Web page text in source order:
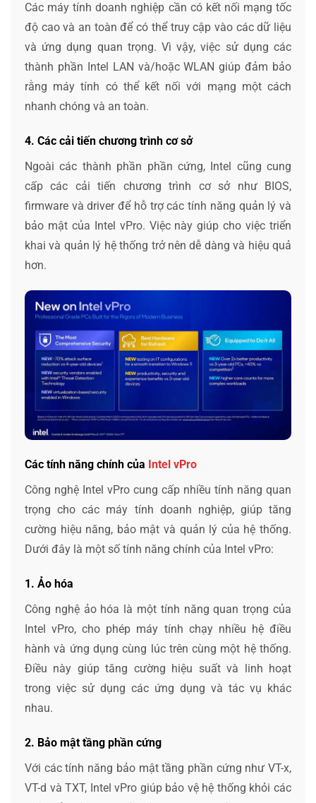
Các máy tính doanh nghiệp cần có kết nối mạng tốc
độ cao và an toàn để có thể truy cập vào các dữ liệu
và ứng dụng quan trọng. Vì vậy, việc sử dụng các
thành phần Intel LAN và/hoặc WLAN giúp đảm bảo
rằng máy tính có thể kết nối với mạng một cách
nhanh chóng và an toàn.
4. Các cải tiến chương trình cơ sở
Ngoài các thành phần phần cứng, Intel cũng cung
cấp các cải tiến chương trình cơ sở như BIOS,
firmware và driver để hỗ trợ các tính năng quản lý và
bảo mật của Intel vPro. Việc này giúp cho việc triển
khai và quản lý hệ thống trở nên dễ dàng và hiệu quả
hơn.
Các tính năng chính của Intel vPro
Công nghệ Intel vPro cung cấp nhiều tính năng quan
trọng cho các máy tính doanh nghiệp, giúp tăng
cường hiệu năng, bảo mật và quản lý của hệ thống.
Dưới đây là một số tính năng chính của Intel vPro:
1. Ảo hóa
Công nghệ ảo hóa là một tính năng quan trọng của
Intel vPro, cho phép máy tính chạy nhiều hệ điều
hành và ứng dụng cùng lúc trên cùng một hệ thống.
Điều này giúp tăng cường hiệu suất và linh hoạt
trong việc sử dụng các ứng dụng và tác vụ khác
nhau.
2. Bảo mật tầng phần cứng
Với các tính năng bảo mật tầng phần cứng như VT-x,
VT-d và TXT, Intel vPro giúp bảo vệ hệ thống khỏi các